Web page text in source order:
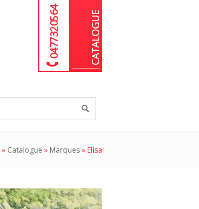
04 77 32 05 64
» Catalogue » Marques» Elisa